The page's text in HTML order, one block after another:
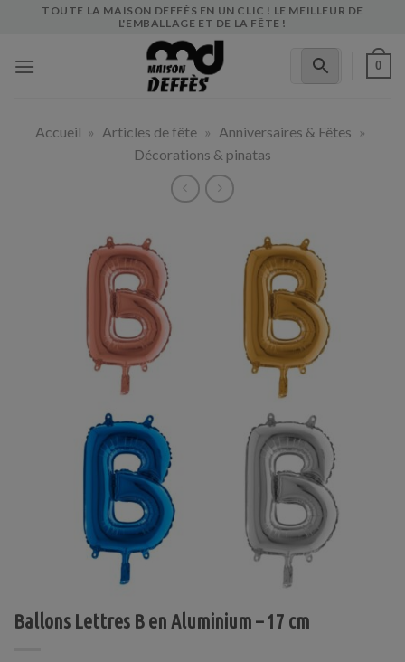
TOUTE LA MAISON DEFFÈS EN UN CLIC ! LE MEILLEUR DE
L'EMBALLAGE ET DE LA FÊTE !
0
Accueil » Articles de fête » Anniversaires & Fêtes »
Décorations & pinatas
Ballons Lettres B en Aluminium – 17 cm